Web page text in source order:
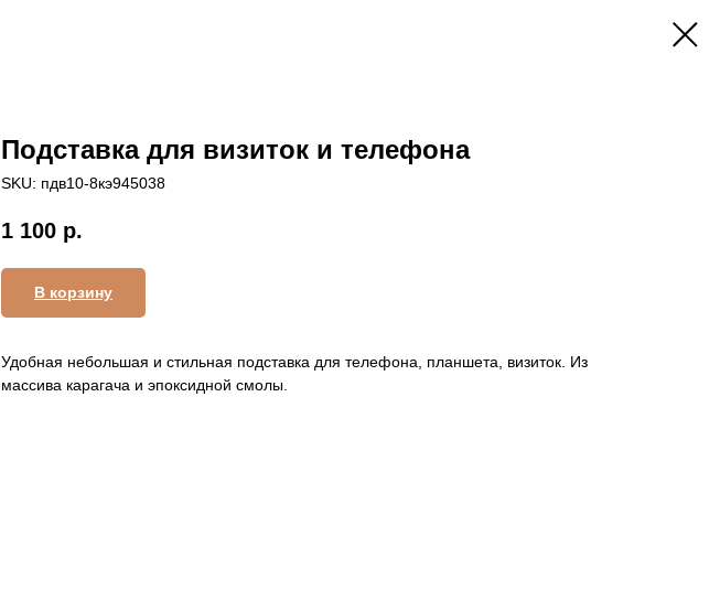
Подставка для визиток и телефона
SKU: пдв10-8кэ945038
1 100 р.
В корзину
Удобная небольшая и стильная подставка для телефона, планшета, визиток. Из
массива карагача и эпоксидной смолы.